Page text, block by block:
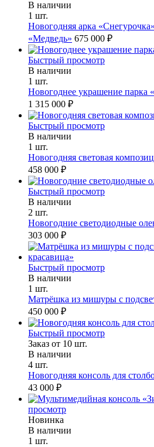
В наличии
1 шт.
Новогодняя арка
«Медведь» 675 000 ₽
Быстрый просмотр
В наличии
1 шт.
Новогоднее украшение парка
1 315 000 ₽
Быстрый просмотр
В наличии
1 шт.
Новогодняя световая
458 000 ₽
Быстрый просмотр
В наличии
2 шт.
Новогодние светодиодные
303 000 ₽
Быстрый просмотр
В наличии
1 шт.
Матрёшка из мишуры с
450 000 ₽
Быстрый просмотр
Заказ от 10 шт.
В наличии
4 шт.
Новогодняя консоль для
43 000 ₽
просмотр
Новинка
В наличии
1 шт.